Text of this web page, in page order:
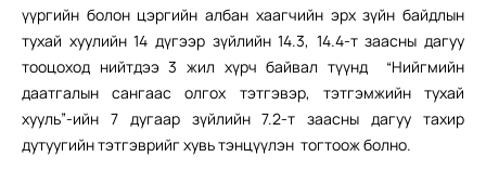
үүргийн болон цэргийн албан хаагчийн эрх зүйн байдлын
тухай хуулийн 14 дүгээр зүйлийн 14.3, 14.4-т заасны дагуу
тооцоход нийтдээ 3 жил хүрч байвал түүнд “Нийгмийн
даатгалын сангаас олгох тэтгэвэр, тэтгэмжийн тухай
хууль”-ийн 7 дугаар зүйлийн 7.2-т заасны дагуу тахир
дутуугийн тэтгэврийг хувь тэнцүүлэн тогтоож болно.